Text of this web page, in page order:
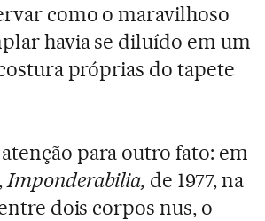
como o maravilhoso
havia se diluído em um
próprias do tapete
para outro fato: em
Imponderabilia, de 1977, na
dois corpos nus, o